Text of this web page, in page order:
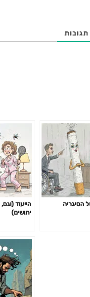
תגובות
הסיגריה
הייעוד
יתושים)